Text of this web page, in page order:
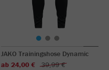
JAKO Trainingshose Dynamic
ab 24,00 €
39,99 €